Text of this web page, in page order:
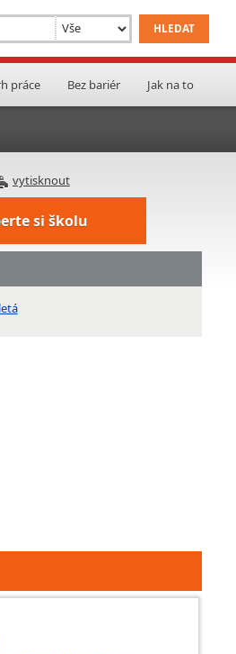
práce Bez bariér Jak na to
vytisknout
si školu